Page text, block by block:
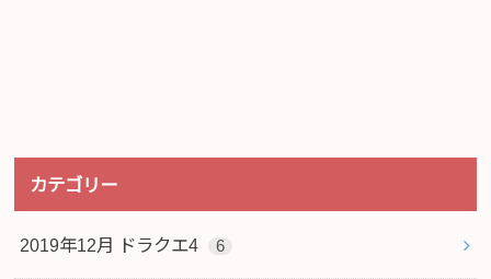
カテゴリー
2019年12月 ドラクエ4 6